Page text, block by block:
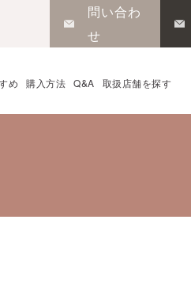
問い合わ
せ
め 購入方法 Q&A 取扱店舗を探す